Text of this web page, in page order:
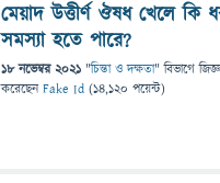
মেয়াদ উত্তীর্ণ ঔষধ খেলে কি
সমস্যা হতে পারে?
18 নভেম্বর 2021 "চিন্তা ও দক্ষতা" বিভাগে
করেছেনFake Id (14,120 পয়েন্ট)